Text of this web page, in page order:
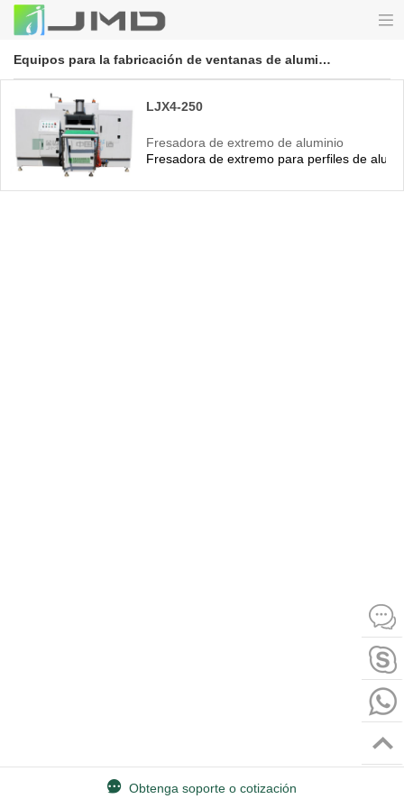
Equipos para la fabricación de ventanas de aluminio
LJX4-250
Fresadora de extremo de aluminio
Fresadora de extremo para perfiles de
Obtenga soporte o cotización